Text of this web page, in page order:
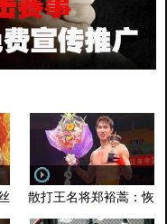
路英雄》太原站全场视频
散打王名将郑裕蒿：恢